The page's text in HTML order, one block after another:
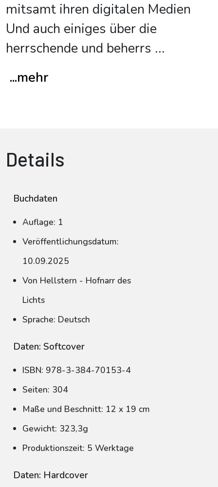
mitsamt ihren digitalen Medien
Und auch einiges über die
herrschende und beherrs ...
...mehr
Details
Buchdaten
Auflage: 1
Veröffentlichungsdatum:
10.09.2025
Von Hellstern - Hofnarr des
Lichts
Sprache: Deutsch
Daten: Softcover
ISBN: 978-3-384-70153-4
Seiten: 304
Maße und Beschnitt: 12 x 19 cm
Gewicht: 323,3g
Produktionszeit: 5 Werktage
Daten: Hardcover